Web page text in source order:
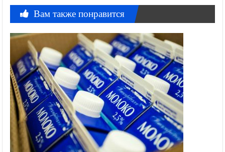
Вам также понравится